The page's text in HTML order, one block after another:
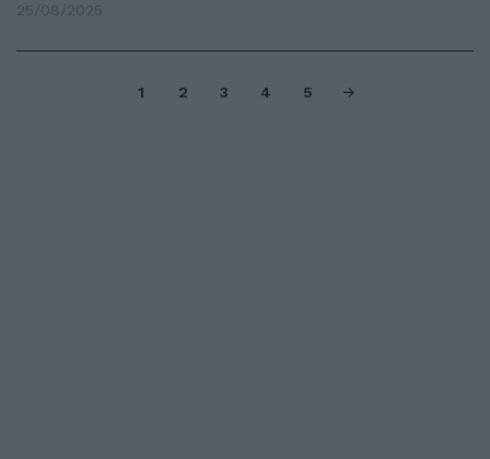
25/08/2025
1 2 3 4 5